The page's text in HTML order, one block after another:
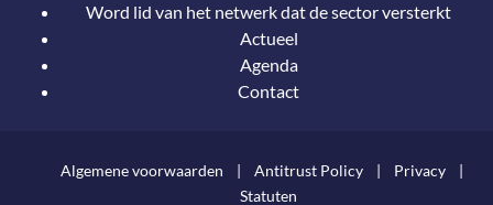
Word lid van het netwerk dat de sector versterkt
Actueel
Agenda
Contact
Algemene voorwaarden Antitrust Policy
Privacy
Statuten